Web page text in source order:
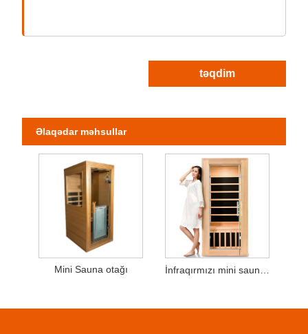
təqdim
Əlaqədar məhsullar
Mini Sauna otağı